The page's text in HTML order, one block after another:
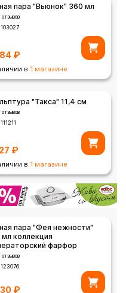
пара "Вьюнок" 360 мл
отзывов
103027
₽
в 1 магазине
"Такса" 11,4 см
отзывов
111211
₽
в 1 магазине
пара "Фея нежности"
мл коллекция
фарфор
отзывов
123076
₽